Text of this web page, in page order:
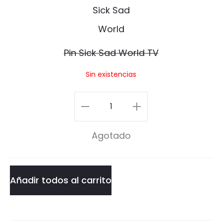
S
i
S
d
W
o
l
Pin Sick Sad World TV
Sin existencias
Pin
Sick
Sad
World
TV
cantidad
Agotado
Añadir todos al carrito